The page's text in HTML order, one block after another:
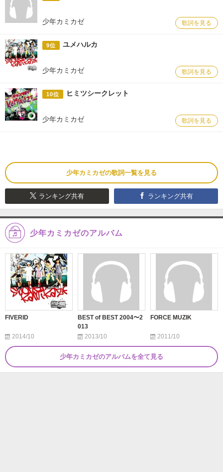
少年カミカゼ 歌詞を見る
9位 ユメハルカ
少年カミカゼ 歌詞を見る
10位 ヒミツシークレット
少年カミカゼ 歌詞を見る
少年カミカゼの歌詞一覧を見る
ランキング共有 ランキング共有
少年カミカゼのアルバム
FIVERID
2014/10
BEST of BEST 2004〜2
013
2013/10
FORCE MUZIK
2011/10
少年カミカゼのアルバムを全て見る